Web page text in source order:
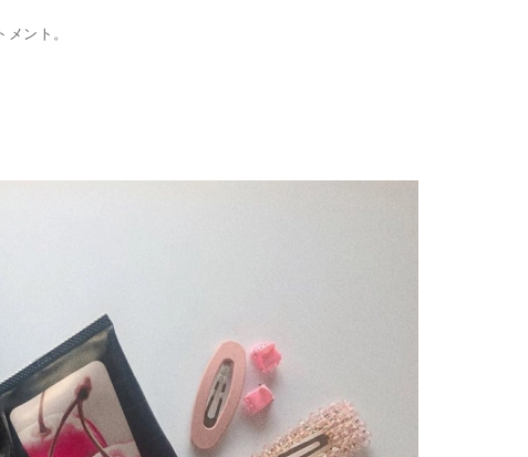
ント。